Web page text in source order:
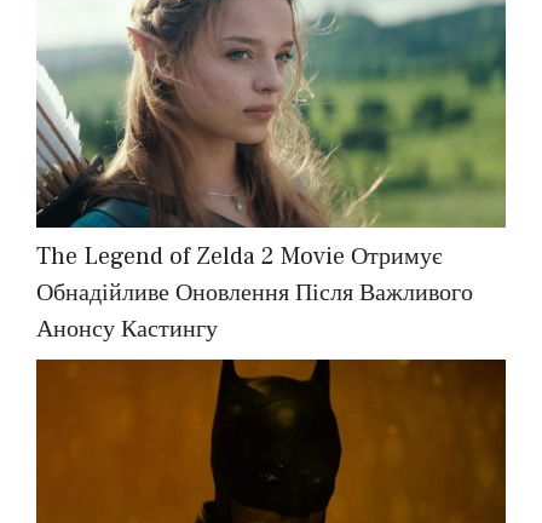
The Legend of Zelda 2 Movie Отримує
Обнадійливе Оновлення Після Важливого
Анонсу Кастингу